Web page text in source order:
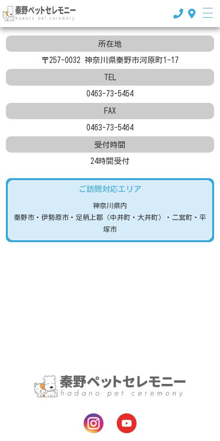
Home
料金プラン
ペットが亡くなったら
納骨について
所在地
〒257-0032 神奈川県秦野市河原町1-17
TEL
0463-73-5454
FAX
0463-73-5464
受付時間
24時間受付
ご訪問対応エリア
神奈川県内
秦野市 ・伊勢原市 ・足柄上郡（中井町・大井町）
・二宮町・平
塚市